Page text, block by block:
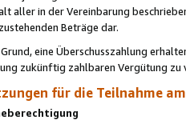
aller in der Vereinbarung
Beträge dar.
eine Überschusszahlung
zukünftig zahlbaren Vergütung zu
für die Teilnahme